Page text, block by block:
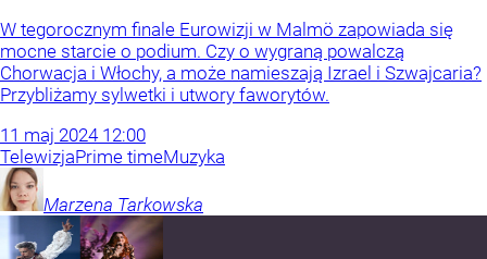
W tegorocznym finale Eurowizji w Malmö zapowiada się
mocne starcie o podium. Czy o wygraną powalczą
Chorwacja i Włochy, a może namieszają Izrael i Szwajcaria?
Przybliżamy sylwetki i utwory faworytów.
11 maj 2024 12:00
TelewizjaPrime timeMuzyka
Marzena Tarkowska